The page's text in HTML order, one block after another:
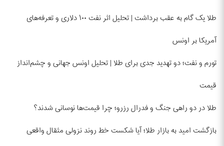
طلا یک گام به عقب برداشت | تحلیل اثر نفت ۱۰۰ دلاری و تعرفه‌های
آمریکا بر اونس
تورم و نفت؛ دو تهدید جدی برای طلا | تحلیل اونس جهانی و چشم‌انداز
قیمت
طلا در دو راهی جنگ و فدرال رزرو؛ چرا قیمت‌ها نوسانی شدند؟
بازگشت امید به بازار طلا؛ آیا شکست خط روند نزولی مثقال واقعی